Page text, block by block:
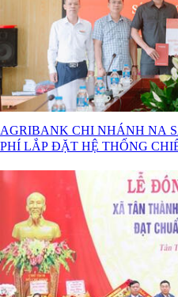
AGRIBANK CHI NHÁNH NA
PHÍ LẮP ĐẶT HỆ THỐNG